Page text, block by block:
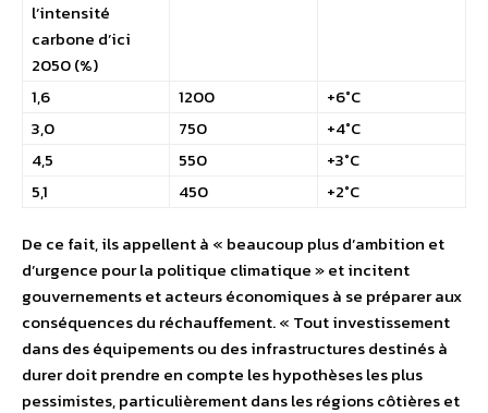
l’intensité
carbone d’ici
2050 (%)
1,6 1200
+6°C
3,0
750
+4°C
4,5
550
+3°C
5,1
450 +2°C
De ce fait, ils appellent à « beaucoup plus d’ambition et
d’urgence pour la politique climatique » et incitent
gouvernements et acteurs économiques à se préparer aux
conséquences du réchauffement. « Tout investissement
dans des équipements ou des infrastructures destinés à
durer doit prendre en compte les hypothèses les plus
pessimistes, particulièrement dans les régions côtières et